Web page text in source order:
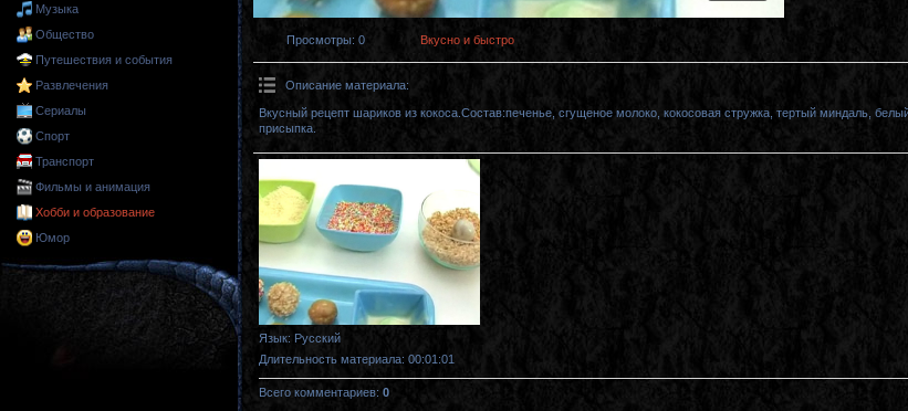
Музыка
Общество
Путешествия и события
Развлечения
Сериалы
Спорт
Транспорт
Фильмы и анимация
Хобби и образование
Юмор
Просмотры: 0 Вкусно и быстро
Описание материала:
Вкусный рецепт шариков из кокоса.Состав:печенье, сгущеное молоко, кокосовая стружка, тертый миндаль,
присыпка.
Язык: Русский
Длительность материала: 00:01:01
Всего комментариев: 0